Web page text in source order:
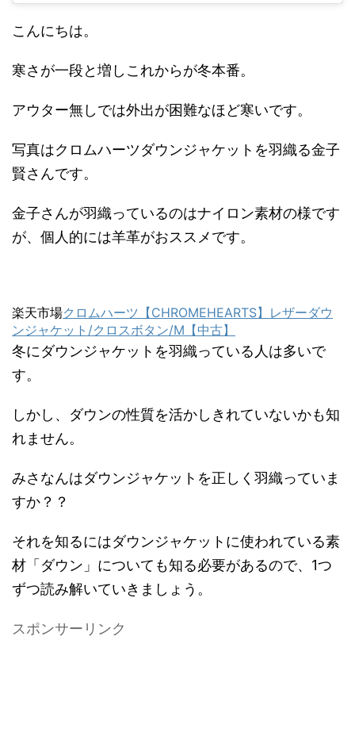
こんにちは。
寒さが一段と増しこれからが冬本番。
アウター無しでは外出が困難なほど寒いです。
写真はクロムハーツダウンジャケットを羽織る金子
賢さんです。
金子さんが羽織っているのはナイロン素材の様です
が、個人的には羊革がおススメです。
楽天市場クロムハーツ【CHROMEHEARTS】レザーダウ
ンジャケット/クロスボタン/M【中古】
冬にダウンジャケットを羽織っている人は多いで
す。
しかし、ダウンの性質を活かしきれていないかも知
れません。
みさなんはダウンジャケットを正しく羽織っていま
すか？？
それを知るにはダウンジャケットに使われている素
材「ダウン」についても知る必要があるので、1つ
ずつ読み解いていきましょう。
スポンサーリンク